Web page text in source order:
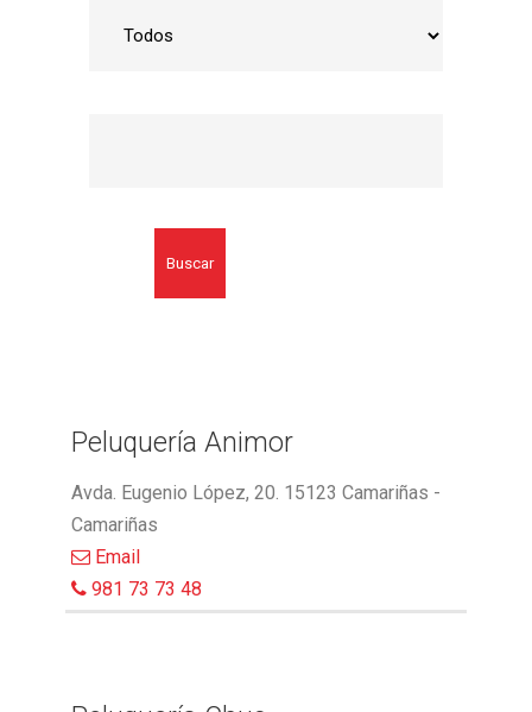
Buscar
Peluquería Animor
Avda. Eugenio López, 20. 15123 Camariñas -
Camariñas
Email
981 73 73 48